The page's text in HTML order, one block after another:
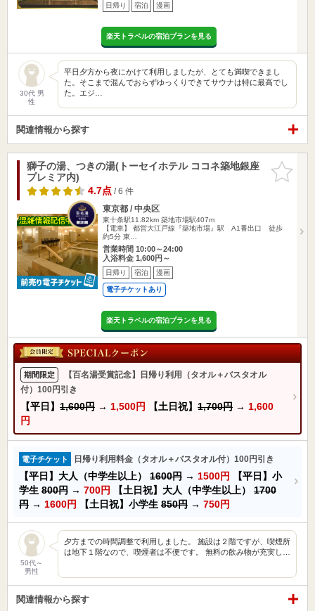
日帰り 宿泊 漫画
楽天トラベルの宿泊プランを見る
30代 男
性
平日夕方から夜にかけて利用しましたが、とても満喫できまし
た。そこまで混んでおらずゆっくりできてサウナは特に最高でし
た。エジ…
関連情報から探す
お気に入
りに追加
獅子の湯、つきの湯(トーセイホテル ココネ築地銀座
プレミア内)
4.7点/ 6 件
東京都 / 中央区
東十条駅11.82km 築地市場駅407m
【電車】 都営大江戸線『築地市場』駅 A1番出口 徒歩
約5分 東…
営業時間 10:00～24:00
入浴料金 1,600円～
日帰り 宿泊 漫画
電子チケットあり
楽天トラベルの宿泊プランを見る
期間限定
【百名湯受賞記念】日帰り利用（タオル＋バスタオル
付）100円引き
【平日】 1,600円 → 1,500円 【土日祝】 1,700円 → 1,600
円
電子チケット 日帰り利用料金（タオル＋バスタオル付）100円引き
【平日】大人（中学生以上） 1600円 → 1500円
【平日】小
学生 800円 → 700円 【土日祝】大人（中学生以上） 1700
円 → 1600円 【土日祝】小学生 850円 → 750円
50代～
男性
夕方までの時間調整で利用しました。 施設は２階ですが、喫煙所
は地下１階なので、喫煙者は不便です。 無料の飲み物が充実し…
関連情報から探す